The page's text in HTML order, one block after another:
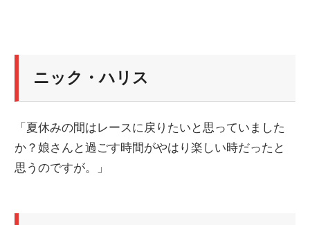
ニック・ハリス
「夏休みの間はレースに戻りたいと思っていました
か？娘さんと過ごす時間がやはり楽しい時だったと
思うのですが。」